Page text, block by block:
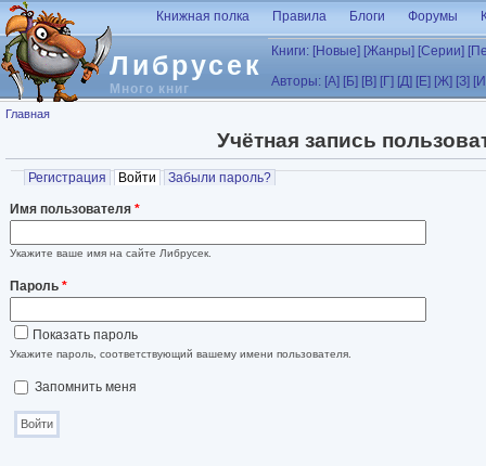
Перейти к основному содержанию
Либрусек
Много книг
Книжная полка Правила Блоги Форумы
Книги: [Новые] [Жанры] [Серии]
Авторы: [А] [Б] [В] [Г] [Д] [Е] [Ж] [З]
Вы здесь
Главная
Учётная запись
Главные вкладки
Регистрация Войти (активная вкладка)
Забыли пароль?
Имя пользователя *
Укажите ваше имя на сайте Либрусек.
Пароль *
Показать пароль
Укажите пароль, соответствующий вашему имени пользователя.
Запомнить меня